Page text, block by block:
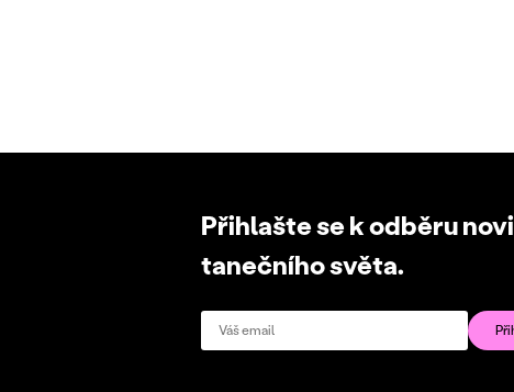
Přihlašte se k odběru
tanečního světa.